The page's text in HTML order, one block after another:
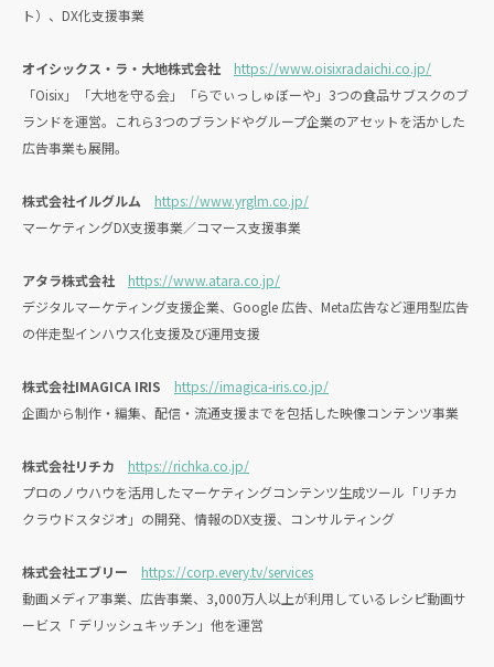
ト）、DX化支援事業
オイシックス・ラ・大地株式会社
https://www.oisixradaichi.co.jp/
「Oisix」「大地を守る会」「らでぃっしゅぼーや」3つの食品サブスクのブ
ランドを運営。これら3つのブランドやグループ企業のアセットを活かした
広告事業も展開。
株式会社イルグルム
https://www.yrglm.co.jp/
マーケティングDX支援事業／コマース支援事業
アタラ株式会社
https://www.atara.co.jp/
デジタルマーケティング支援企業、Google 広告、Meta広告など運用型広告
の伴走型インハウス化支援及び運用支援
株式会社IMAGICA IRIS
https://imagica-iris.co.jp/
企画から制作・編集、配信・流通支援までを包括した映像コンテンツ事業
株式会社リチカ
https://richka.co.jp/
プロのノウハウを活用したマーケティングコンテンツ生成ツール「リチカ
クラウドスタジオ」の開発、情報のDX支援、コンサルティング
株式会社エブリー
https://corp.every.tv/services
動画メディア事業、広告事業、3,000万人以上が利用しているレシピ動画サ
ービス「 デリッシュキッチン」他を運営